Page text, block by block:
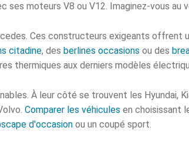
ses moteurs V8 ou V12. Imaginez-vous au
Ces constructeurs exigeants offrent
citadine, des berlines occasions ou des
thermiques aux derniers modèles
À leur côté se trouvent les Hyundai,
Comparer les véhicules en choisissant
d'occasion ou un coupé sport.